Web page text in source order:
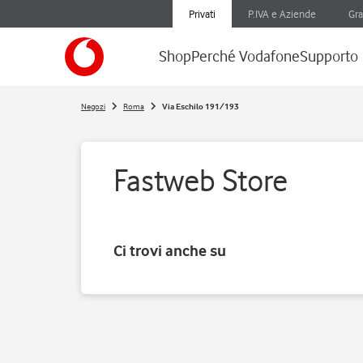
Privati P.IVA e Aziende
ShopPerché VodafoneSupporto
Negozi Roma Via Eschilo 191/193
Fastweb Store
Ci trovi anche su